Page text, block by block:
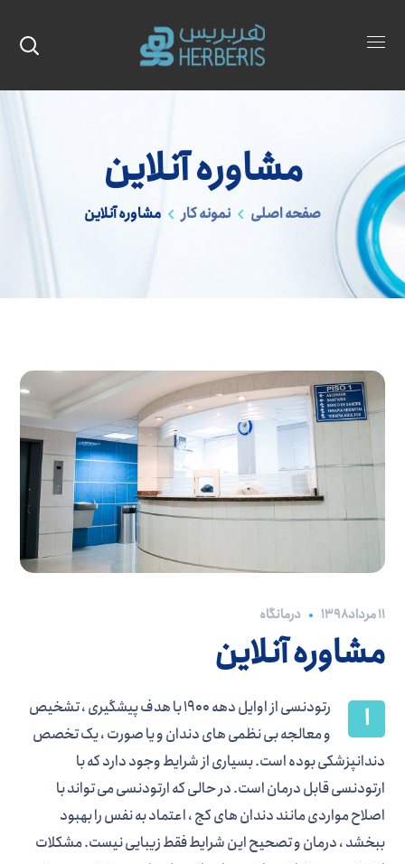
مشاوره آنلاین
صفحه اصلی نمونه کار مشاوره آنلاین
۱۱ مرداد ۱۳۹۸ درمانگاه
مشاوره آنلاین
ا
رتودنسی از اوایل دهه 1900 با هدف پیشگیری ، تشخیص
و معالجه بی نظمی های دندان و یا صورت ، یک تخصص
دندانپزشکی بوده است. بسیاری از شرایط وجود دارد که با
ارتودنسی قابل درمان است. در حالی که ارتودنسی می تواند با
اصلاح مواردی مانند دندان های کج ، اعتماد به نفس را بهبود
ببخشد ، درمان و تصحیح این شرایط فقط زیبایی نیست. مشکلات